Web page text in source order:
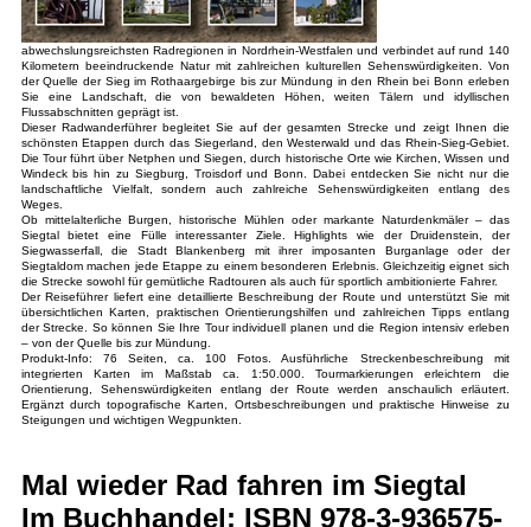
abwechslungsreichsten Radregionen in Nordrhein-Westfalen und verbindet auf rund 140
Kilometern beeindruckende Natur mit zahlreichen kulturellen Sehenswürdigkeiten. Von
der Quelle der Sieg im Rothaargebirge bis zur Mündung in den Rhein bei Bonn erleben
Sie eine Landschaft, die von bewaldeten Höhen, weiten Tälern und idyllischen
Flussabschnitten geprägt ist.
Dieser Radwanderführer begleitet Sie auf der gesamten Strecke und zeigt Ihnen die
schönsten Etappen durch das Siegerland, den Westerwald und das Rhein-Sieg-Gebiet.
Die Tour führt über Netphen und Siegen, durch historische Orte wie Kirchen, Wissen und
Windeck bis hin zu Siegburg, Troisdorf und Bonn. Dabei entdecken Sie nicht nur die
landschaftliche Vielfalt, sondern auch zahlreiche Sehenswürdigkeiten entlang des
Weges.
Ob mittelalterliche Burgen, historische Mühlen oder markante Naturdenkmäler – das
Siegtal bietet eine Fülle interessanter Ziele. Highlights wie der Druidenstein, der
Siegwasserfall, die Stadt Blankenberg mit ihrer imposanten Burganlage oder der
Siegtaldom machen jede Etappe zu einem besonderen Erlebnis. Gleichzeitig eignet sich
die Strecke sowohl für gemütliche Radtouren als auch für sportlich ambitionierte Fahrer.
Der Reiseführer liefert eine detaillierte Beschreibung der Route und unterstützt Sie mit
übersichtlichen Karten, praktischen Orientierungshilfen und zahlreichen Tipps entlang
der Strecke. So können Sie Ihre Tour individuell planen und die Region intensiv erleben
– von der Quelle bis zur Mündung.
Produkt-Info: 76 Seiten, ca. 100 Fotos. Ausführliche Streckenbeschreibung mit
integrierten Karten im Maßstab ca. 1:50.000. Tourmarkierungen erleichtern die
Orientierung, Sehenswürdigkeiten entlang der Route werden anschaulich erläutert.
Ergänzt durch topografische Karten, Ortsbeschreibungen und praktische Hinweise zu
Steigungen und wichtigen Wegpunkten.
Mal wieder Rad fahren im Siegtal
Im Buchhandel: ISBN 978-3-936575-